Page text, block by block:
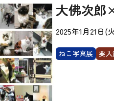
大佛次郎
2025年1月21日(
ねこ写真展 要